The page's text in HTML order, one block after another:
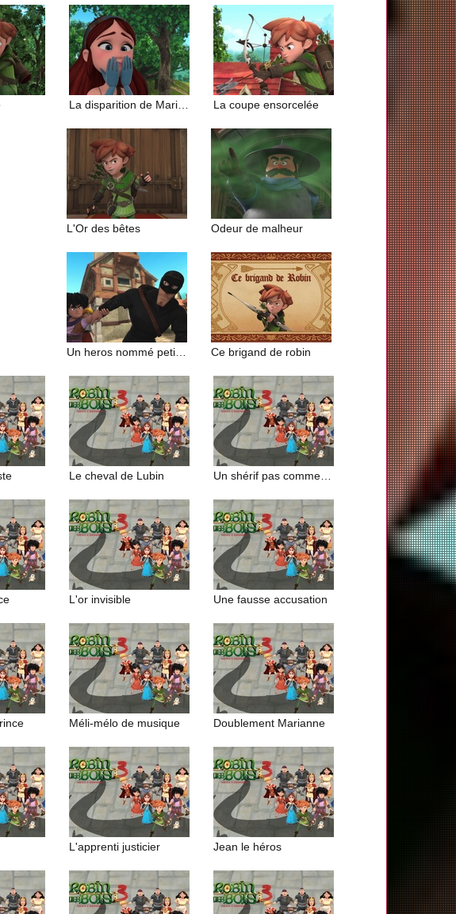
La coupe ensorcelée
L'Or des bêtes Odeur de malheur
Ce brigand de robin
Le cheval de Lubin
L'or invisible Une fausse accusation
Méli-mélo de musique Doublement Marianne
L'apprenti justicier Jean le héros